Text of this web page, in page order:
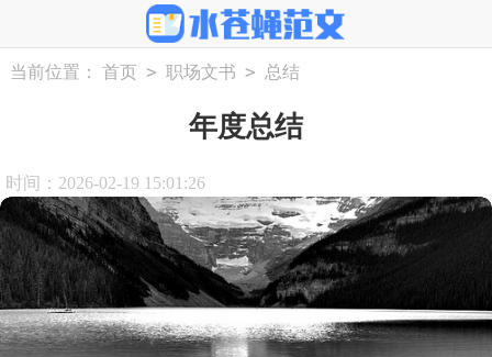
当前位置： 首页 > 职场文书 > 总结
年度总结
时间：2026-02-19 15:01:26